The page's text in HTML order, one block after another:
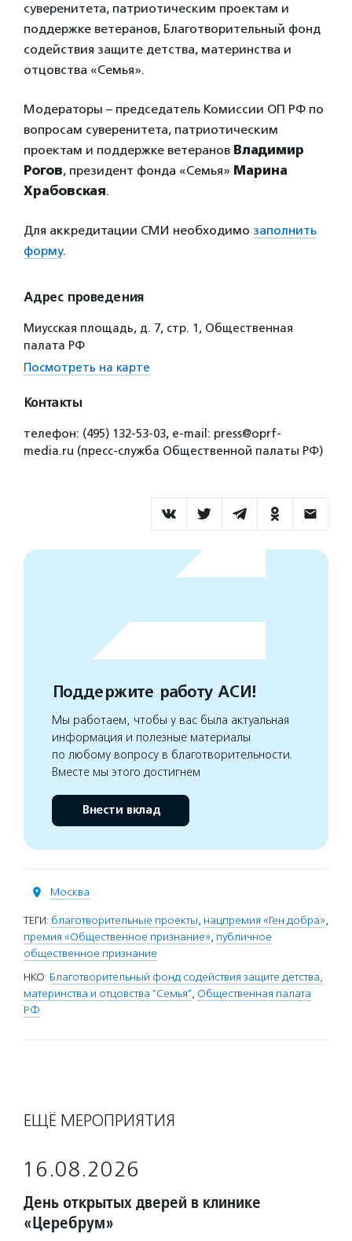
суверенитета, патриотическим проектам и
поддержке ветеранов, Благотворительный фонд
содействия защите детства, материнства и
отцовства «Семья».
Модераторы – председатель Комиссии ОП РФ по
вопросам суверенитета, патриотическим
проектам и поддержке ветеранов Владимир
Рогов, президент фонда «Семья» Марина
Храбовская.
Для аккредитации СМИ необходимо заполнить
форму.
Адрес проведения
Миусская площадь, д. 7, стр. 1, Общественная
палата РФ
Посмотреть на карте
Контакты
телефон: (495) 132-53-03, e-mail: press@oprf-
media.ru (пресс-служба Общественной палаты РФ)
Поддержите работу АСИ!
Мы работаем, чтобы у вас была актуальная
информация и полезные материалы
по любому вопросу в благотворительности.
Вместе мы этого достигнем
Внести вклад
Москва
ТЕГИ: благотворительные проекты, нацпремия «Ген добра»,
премия «Общественное признание», публичное
общественное признание
НКО: Благотворительный фонд содействия защите детства,
материнства и отцовства "Семья", Общественная палата
РФ
ЕЩЁ МЕРОПРИЯТИЯ
16.08.2026
День открытых дверей в клинике
«Церебрум»